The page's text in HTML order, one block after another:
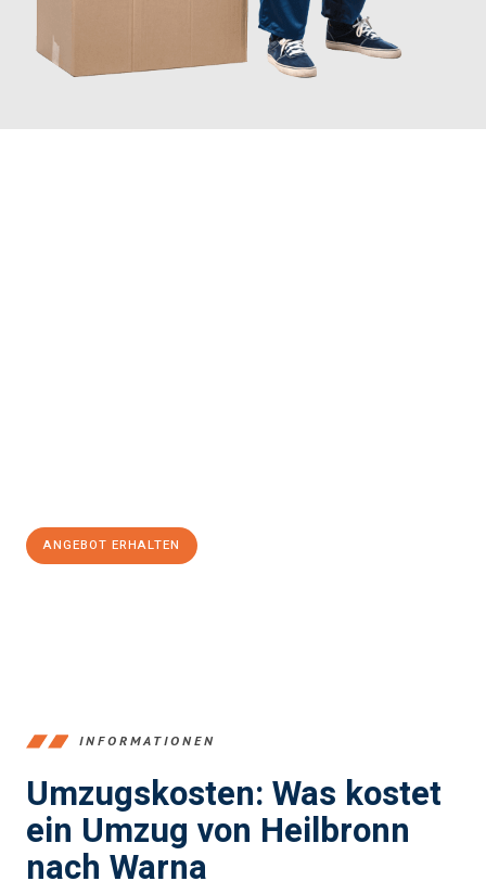
ANGEBOT ERHALTEN
INFORMATIONEN
Umzugskosten: Was kostet
ein Umzug von Heilbronn
nach Warna